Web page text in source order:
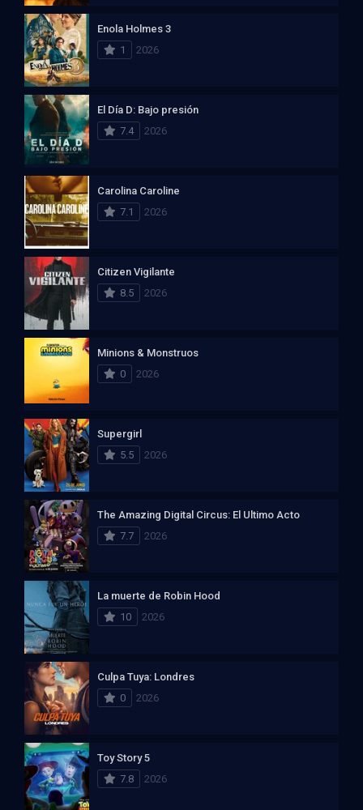
Enola Holmes 3
1
2026
El Día D: Bajo presión
7.4
2026
Carolina Caroline
7.1
2026
Citizen Vigilante
8.5
2026
Minions & Monstruos
0
2026
Supergirl
5.5
2026
The Amazing Digital Circus: El Ultimo Acto
7.7
2026
La muerte de Robin Hood
10
2026
Culpa Tuya: Londres
0
2026
Toy Story 5
7.8
2026